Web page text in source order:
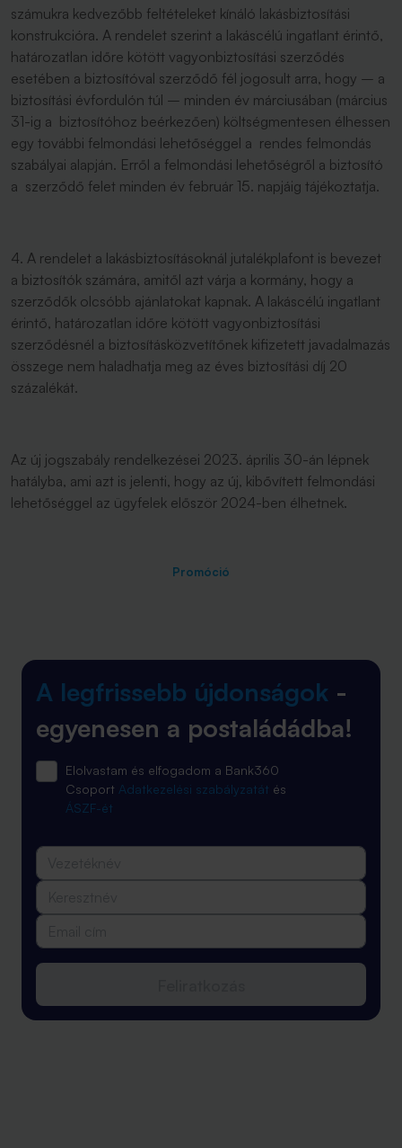
számukra kedvezőbb feltételeket kínáló lakásbiztosítási
konstrukcióra. A rendelet szerint a lakáscélú ingatlant érintő,
határozatlan időre kötött vagyonbiztosítási szerződés
esetében a biztosítóval szerződő fél jogosult arra, hogy – a
biztosítási évfordulón túl – minden év márciusában (március
31-ig a biztosítóhoz beérkezően) költségmentesen élhessen
egy további felmondási lehetőséggel a rendes felmondás
szabályai alapján. Erről a felmondási lehetőségről a biztosító
a szerződő felet minden év február 15. napjáig tájékoztatja.
4. A rendelet a lakásbiztosításoknál jutalékplafont is bevezet
a biztosítók számára, amitől azt várja a kormány, hogy a
szerződők olcsóbb ajánlatokat kapnak. A lakáscélú ingatlant
érintő, határozatlan időre kötött vagyonbiztosítási
szerződésnél a biztosításközvetítőnek kifizetett javadalmazás
összege nem haladhatja meg az éves biztosítási díj 20
százalékát.
Az új jogszabály rendelkezései 2023. április 30-án lépnek
hatályba, ami azt is jelenti, hogy az új, kibővített felmondási
lehetőséggel az ügyfelek először 2024-ben élhetnek.
Promóció
A legfrissebb újdonságok -
egyenesen a postaládádba!
Elolvastam és elfogadom a Bank360
Csoport Adatkezelési szabályzatát és
ÁSZF-ét